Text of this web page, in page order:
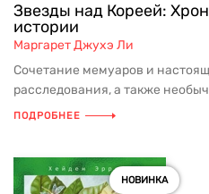
Звезды над Кореей:
истории
Маргарет Джухэ Ли
Сочетание мемуаров и
расследования, а также
ПОДРОБНЕЕ
НОВИНКА